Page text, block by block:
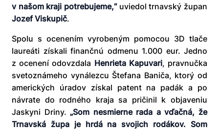
v našom kraji potrebujeme,“ uviedol trnavský župan
Jozef Viskupič.
Spolu s ocenením vyrobeným pomocou 3D tlače
laureáti získali finančnú odmenu 1.000 eur. Jedno
z ocenení odovzdala Henrieta Kapuvari, pravnučka
svetoznámeho vynálezcu Štefana Baniča, ktorý od
amerických úradov získal patent na padák a po
návrate do rodného kraja sa pričinil k objaveniu
Jaskyni Driny. „Som nesmierne rada a vďačná, že
Trnavská župa je hrdá na svojich rodákov. Som